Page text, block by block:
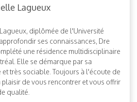
Lagueux
diplômée de l'Université
ses connaissances, Dre
une résidence multidisciplinaire
Elle se démarque par sa
très sociable. Toujours à l'écoute de
plaisir de vous rencontrer et vous offrir
qualité.